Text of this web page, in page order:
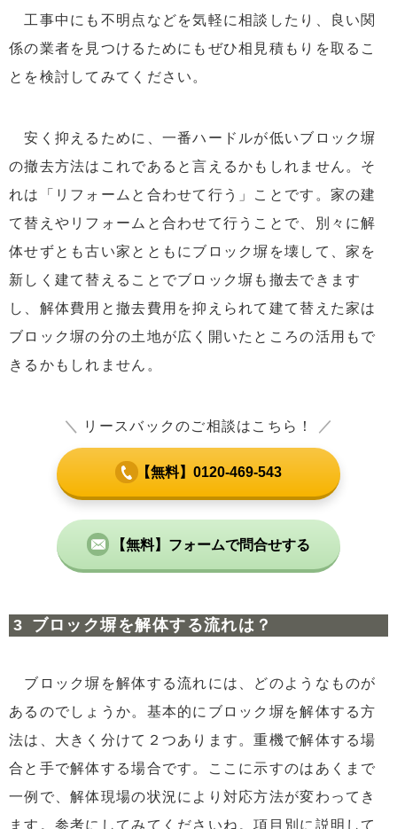
工事中にも不明点などを気軽に相談したり、良い関
係の業者を見つけるためにもぜひ相見積もりを取るこ
とを検討してみてください。
安く抑えるために、一番ハードルが低いブロック塀
の撤去方法はこれであると言えるかもしれません。そ
れは「リフォームと合わせて行う」ことです。家の建
て替えやリフォームと合わせて行うことで、別々に解
体せずとも古い家とともにブロック塀を壊して、家を
新しく建て替えることでブロック塀も撤去できます
し、解体費用と撤去費用を抑えられて建て替えた家は
ブロック塀の分の土地が広く開いたところの活用もで
きるかもしれません。
＼ リースバックのご相談はこちら！ ／
【無料】0120-469-543
【無料】フォームで問合せする
ブロック塀を解体する流れは？
ブロック塀を解体する流れには、どのようなものが
あるのでしょうか。基本的にブロック塀を解体する方
法は、大きく分けて２つあります。重機で解体する場
合と手で解体する場合です。ここに示すのはあくまで
一例で、解体現場の状況により対応方法が変わってき
ます。参考にしてみてくださいね。項目別に説明して